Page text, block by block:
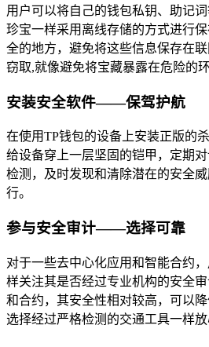
用户可以将自己的钱包私钥、助记
珍宝一样采用离线存储的方式进行
全的地方，避免将这些信息保存在
窃取,就像避免将宝藏暴露在危险的环
安装安全软件——保驾护航
在使用TP钱包的设备上安装正版的
给设备穿上一层坚固的铠甲，定期
检测，及时发现和清除潜在的安全
行。
参与安全审计——选择可靠
对于一些去中心化应用和智能合约
样关注其是否经过专业机构的安全
和合约，其安全性相对较高，可以
选择经过严格检测的交通工具一样放